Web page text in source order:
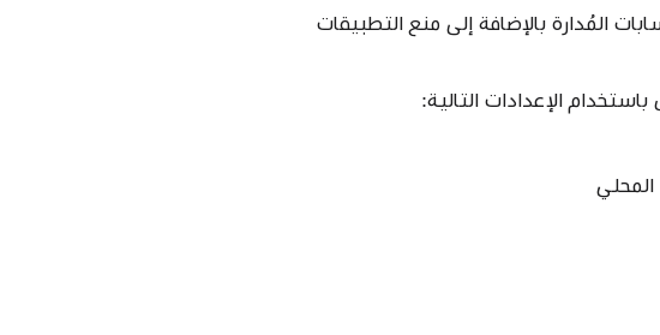
المُدارة بالإضافة إلى منع التطبيقات